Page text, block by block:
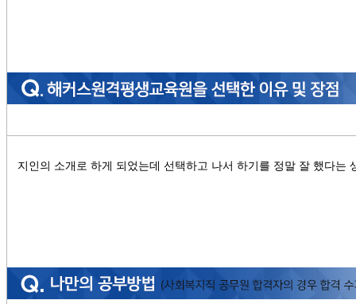
지인의 소개로 하게 되었는데 선택하고 나서 하기를 정말 잘 했다는